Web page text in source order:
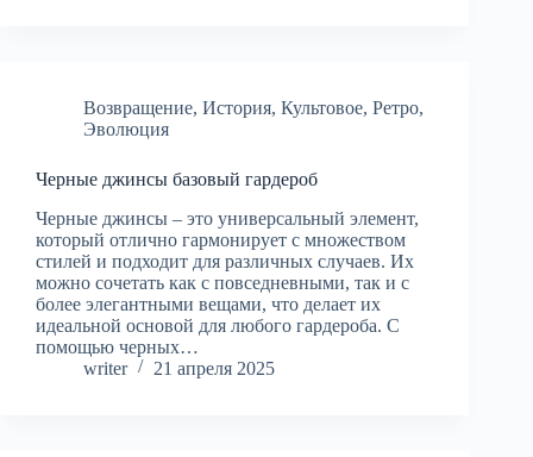
Возвращение, История, Культовое, Ретро,
Эволюция
Черные джинсы базовый гардероб
Черные джинсы – это универсальный элемент,
который отлично гармонирует с множеством
стилей и подходит для различных случаев. Их
можно сочетать как с повседневными, так и с
более элегантными вещами, что делает их
идеальной основой для любого гардероба. С
помощью черных…
writer
21 апреля 2025